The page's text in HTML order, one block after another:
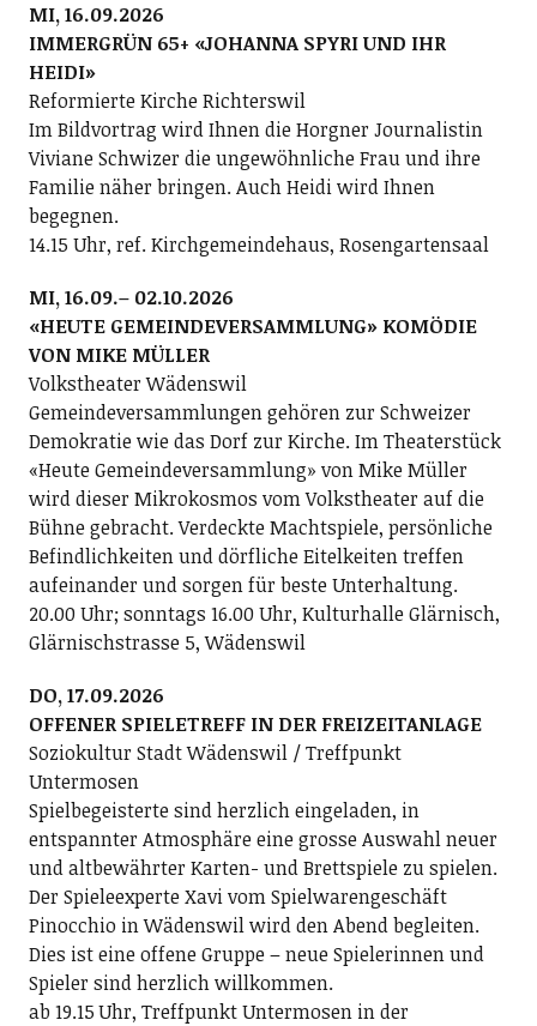
MI, 16.09.2026
IMMERGRÜN 65+ «JOHANNA SPYRI UND IHR
HEIDI»
Reformierte Kirche Richterswil
Im Bildvortrag wird Ihnen die Horgner Journalistin
Viviane Schwizer die ungewöhnliche Frau und ihre
Familie näher bringen. Auch Heidi wird Ihnen
begegnen.
14.15 Uhr, ref. Kirchgemeindehaus, Rosengartensaal
MI, 16.09.– 02.10.2026
«HEUTE GEMEINDEVERSAMMLUNG» KOMÖDIE
VON MIKE MÜLLER
Volkstheater Wädenswil
Gemeindeversammlungen gehören zur Schweizer
Demokratie wie das Dorf zur Kirche. Im Theaterstück
«Heute Gemeindeversammlung» von Mike Müller
wird dieser Mikrokosmos vom Volkstheater auf die
Bühne gebracht. Verdeckte Machtspiele, persönliche
Befindlichkeiten und dörfliche Eitelkeiten treffen
aufeinander und sorgen für beste Unterhaltung.
20.00 Uhr; sonntags 16.00 Uhr, Kulturhalle Glärnisch,
Glärnischstrasse 5, Wädenswil
DO, 17.09.2026
OFFENER SPIELETREFF IN DER FREIZEITANLAGE
Soziokultur Stadt Wädenswil / Treffpunkt
Untermosen
Spielbegeisterte sind herzlich eingeladen, in
entspannter Atmosphäre eine grosse Auswahl neuer
und altbewährter Karten- und Brettspiele zu spielen.
Der Spieleexperte Xavi vom Spielwarengeschäft
Pinocchio in Wädenswil wird den Abend begleiten.
Dies ist eine offene Gruppe – neue Spielerinnen und
Spieler sind herzlich willkommen.
ab 19.15 Uhr, Treffpunkt Untermosen in der